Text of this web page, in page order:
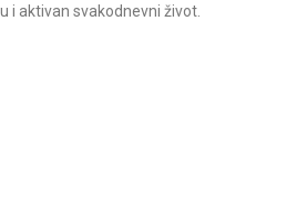
i aktivan svakodnevni život.